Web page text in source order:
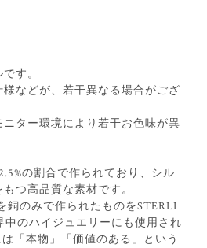
す。
などが、若干異なる場合がござ
ター環境により若干お色味が異
の割合で作られており、シル
つ高品質な素材です。
銅のみで作られたものをSTERLI
中のハイジュエリーにも使用され
「本物」「価値のある」という